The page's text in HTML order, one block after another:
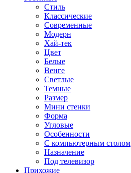
Стиль
Классические
Современные
Модерн
Хай-тек
Цвет
Белые
Венге
Светлые
Темные
Размер
Мини стенки
Форма
Угловые
Особенности
С компьютерным столом
Назначение
Под телевизор
Прихожие